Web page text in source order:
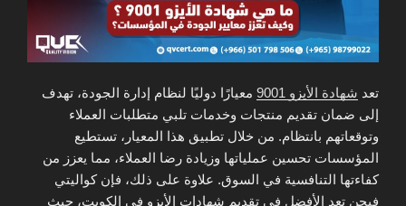
تعد شهادة الأيزو 9001
معيارًا دوليًا لنظام إدارة الجودة، تهدف
إلى ضمان تقديم منتجات وخدمات تلبي متطلبات العملاء
وتوقعاتهم بانتظام. من خلال تطبيق هذا المعيار، تستطيع
المؤسسات تحسين عملياتها وزيادة رضا العملاء، مما يعزز من
كفاءتها التنافسية في السوق. علاوة على ذلك، فإن كواليتي
فيجن تعد الأفضل في تقديم شهادات الأيزو في الكويت، حيث